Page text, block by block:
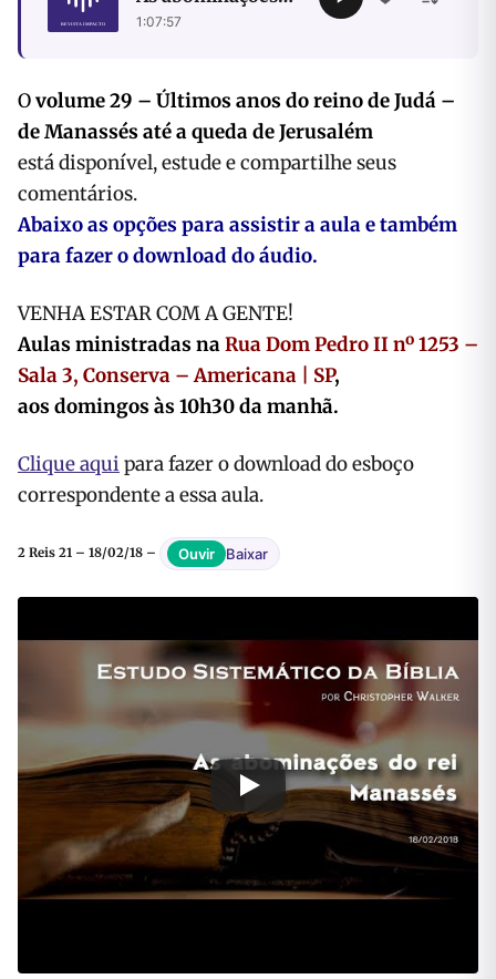
do rei Manassés
1:07:57
Ovolume 29 – Últimos anos do reino de Judá –
de Manassés até a queda de Jerusalém
está disponível, estude e compartilhe seus
comentários.
Abaixo as opções para assistir a aula e também
para fazer o download do áudio.
VENHA ESTAR COM A GENTE!
Aulas ministradas naRua Dom Pedro II nº 1253 –
Sala 3, Conserva – Americana | SP,
aos domingos às 10h30 da manhã.
Clique aqui para fazer o download do esboço
correspondente a essa aula.
2 Reis 21 – 18/02/18 – Ouvir Baixar